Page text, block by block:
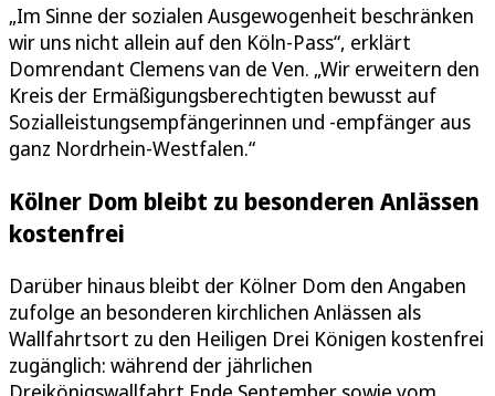
„Im Sinne der sozialen Ausgewogenheit beschränken
wir uns nicht allein auf den Köln-Pass“, erklärt
Domrendant Clemens van de Ven. „Wir erweitern den
Kreis der Ermäßigungsberechtigten bewusst auf
Sozialleistungsempfängerinnen und -empfänger aus
ganz Nordrhein-Westfalen.“
Kölner Dom bleibt zu besonderen Anlässen
kostenfrei
Darüber hinaus bleibt der Kölner Dom den Angaben
zufolge an besonderen kirchlichen Anlässen als
Wallfahrtsort zu den Heiligen Drei Königen kostenfrei
zugänglich: während der jährlichen